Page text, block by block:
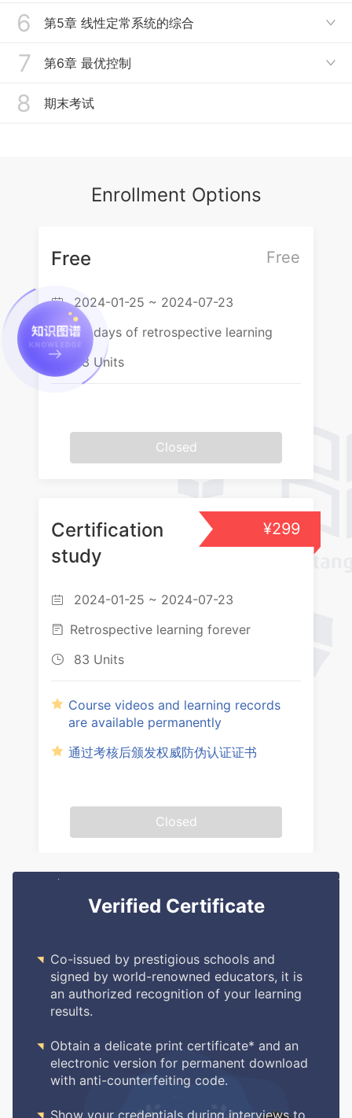
1.5 离散时间系统的状态空间表达式
1.6 时变系统和非线性系统的状态空间表达式
2.4 离散时间系统状态方程的解
2.5 连续时间状态空间表达式的离散化
3.4 能控性与能观性的对偶关系
3.5 能控标准型和能观标准型
4.1 李雅普诺夫稳定基础
6 第5章 线性定常系统的综合 
5.1 线性反馈控制系统的基本结构和特性
5.5 状态观测器
7 第6章 最优控制 
6.1 最优控制的前提条件
6.4 极小值原理
8 期末考试
Enrollment Options
Free
Free
 2024-01-25 ~ 2024-07-23
 60 days of retrospective learning
 83 Units
Closed
¥299
Certification
study
 2024-01-25 ~ 2024-07-23
 Retrospective learning forever
 83 Units
Course videos and learning records
are available permanently
通过考核后颁发权威防伪认证证书
Closed
Verified Certificate
 Co-issued by prestigious schools and
signed by world-renowned educators, it is
an authorized recognition of your learning
results.
 Obtain a delicate print certificate* and an
electronic version for permanent download
with anti-counterfeiting code.